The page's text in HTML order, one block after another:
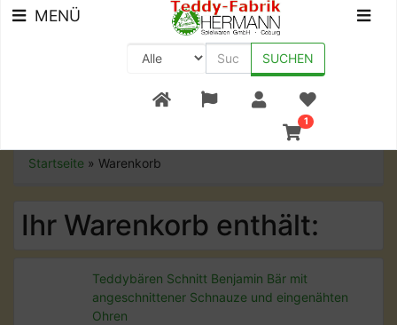
+49 (0) 9561-8590-0
MENÜ
SUCHEN
1
Startseite » Warenkorb
Ihr Warenkorb enthält:
Teddybären Schnitt Benjamin Bär mit
angeschnittener Schnauze und eingenähten
Ohren